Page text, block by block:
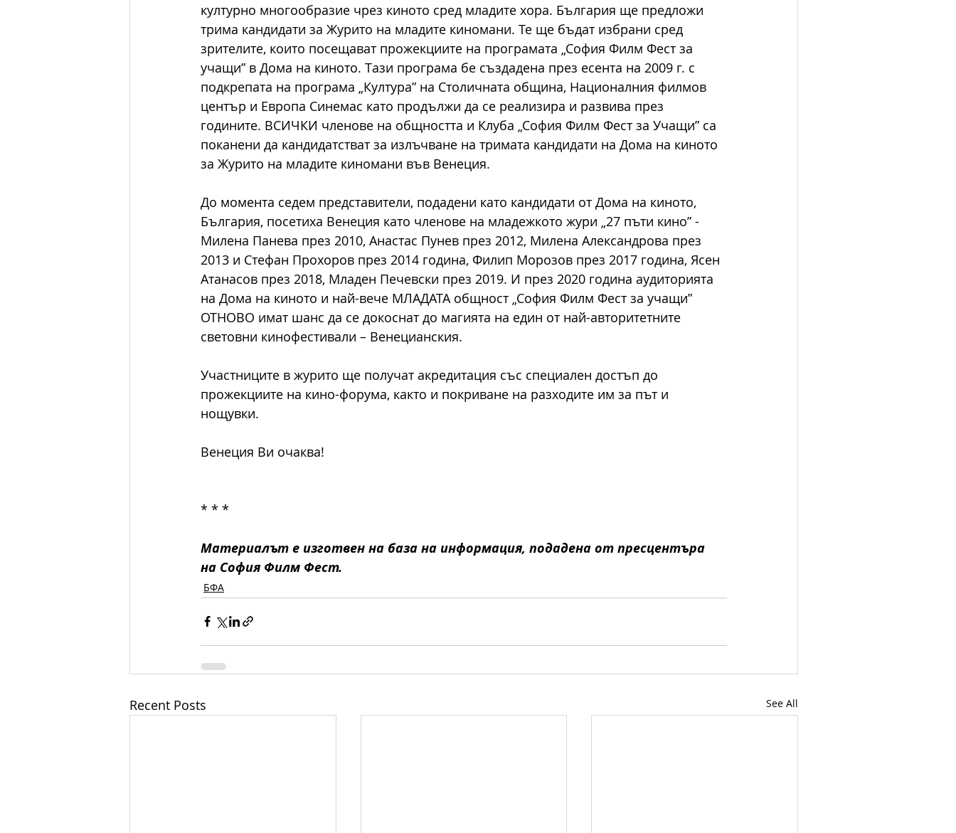
културно многообразие чрез киното сред младите хора. България ще предложи
трима кандидати за Журито на младите киномани. Те ще бъдат избрани сред
зрителите, които посещават прожекциите на програмата „София Филм Фест за
учащи” в Дома на киното. Тази програма бе създадена през есента на 2009 г. с
подкрепата на програма „Култура” на Столичната община, Националния филмов
център и Европа Синемас като продължи да се реализира и развива през
годините. ВСИЧКИ членове на общността и Клуба „София Филм Фест за Учащи” са
поканени да кандидатстват за излъчване на тримата кандидати на Дома на киното
за Журито на младите киномани във Венеция.
До момента седем представители, подадени като кандидати от Дома на киното,
България, посетиха Венеция като членове на младежкото жури „27 пъти кино” -
Милена Панева през 2010, Анастас Пунев през 2012, Милена Александрова през
2013 и Стефан Прохоров през 2014 година, Филип Морозов през 2017 година, Ясен
Атанасов през 2018, Младен Печевски през 2019. И през 2020 година аудиторията
на Дома на киното и най-вече МЛАДАТА общност „София Филм Фест за учащи”
ОТНОВО имат шанс да се докоснат до магията на един от най-авторитетните
световни кинофестивали – Венецианския.
Участниците в журито ще получат акредитация със специален достъп до
прожекциите на кино-форума, както и покриване на разходите им за път и
нощувки.
Венеция Ви очаква!
* * *
Материалът е изготвен на база на информация, подадена от пресцентъра
на София Филм Фест.
БФА
Recent Posts See All